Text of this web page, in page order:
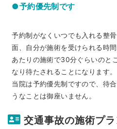
●予約優先制です
予約制がなくいつでも入れる整
面、自分が施術を受けられる時
あたりの施術で30分ぐらいのと
なり待たされることになります。
当院は予約優先制ですので、待
うなことは御座いません。
交通事故の施術プラ